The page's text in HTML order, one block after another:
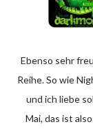
Ebenso sehr freue ich mich auf den dritten Teil der Darkmouth
Reihe. So wie
und ich liebe
Mai, das ist